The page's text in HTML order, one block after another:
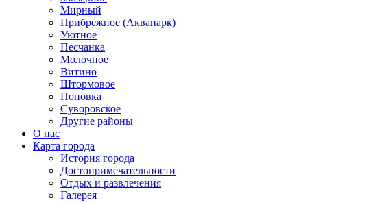
Мирный
Прибрежное (Аквапарк)
Уютное
Песчанка
Молочное
Витино
Штормовое
Поповка
Суворовское
Другие районы
О нас
Карта города
История города
Достопримечательности
Отдых и развлечения
Галерея